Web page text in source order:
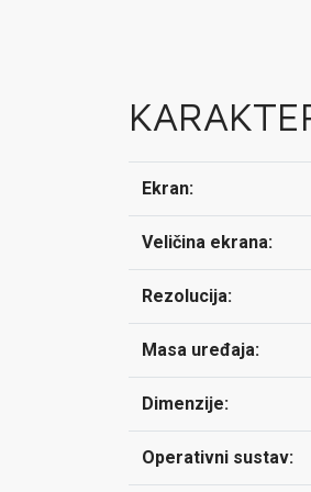
Ekran:
Veličina ekrana:
Rezolucija:
Masa uređaja:
Dimenzije:
Operativni sustav: